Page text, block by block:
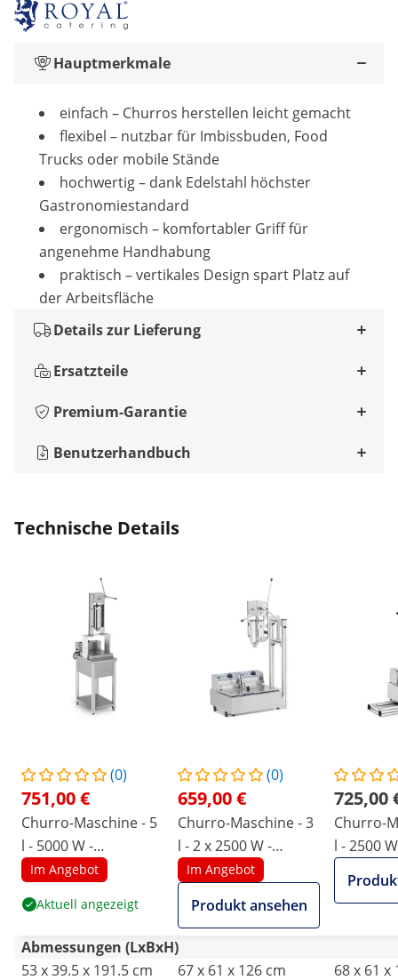
Hauptmerkmale
einfach – Churros herstellen leicht gemacht
flexibel – nutzbar für Imbissbuden, Food
Trucks oder mobile Stände
hochwertig – dank Edelstahl höchster
Gastronomiestandard
ergonomisch – komfortabler Griff für
angenehme Handhabung
praktisch – vertikales Design spart Platz auf
der Arbeitsfläche
Details zur Lieferung
Ersatzteile
Premium-Garantie
Benutzerhandbuch
Technische Details
(0)
751,00 €
Churro-Maschine - 5
l - 5000 W -
Untergestell - Royal
Im Angebot
Aktuell angezeigt
(0)
659,00 €
Churro-Maschine - 3
l - 2 x 2500 W -
Edelstahl - Royal
Catering
Im Angebot
Produkt ansehen
725,00
Churro-
l - 2500
Abmessungen (LxBxH)
53 x 39.5 x 191.5 cm
67 x 61 x 126 cm 68 x 61 x